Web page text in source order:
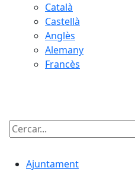
Català
Castellà
Anglès
Alemany
Francès
Cercar:
Ajuntament